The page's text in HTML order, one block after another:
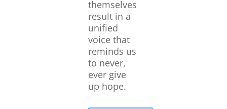
themselves
result in a
unified
voice that
reminds us
to never,
ever give
up hope.